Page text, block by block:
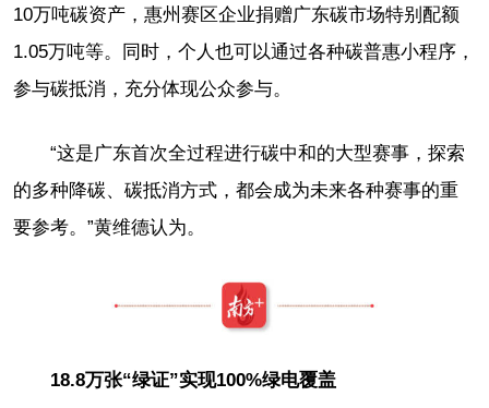
10万吨碳资产，惠州赛区企业捐赠广东碳市场特别配额
1.05万吨等。同时，个人也可以通过各种碳普惠小程序，
参与碳抵消，充分体现公众参与。
“这是广东首次全过程进行碳中和的大型赛事，探索
的多种降碳、碳抵消方式，都会成为未来各种赛事的重
要参考。”黄维德认为。
18.8万张“绿证”实现100%绿电覆盖